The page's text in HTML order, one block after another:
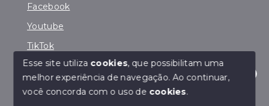
Olá! Estamos disponíveis para te ajudar.
Facebook
Youtube
TikTok
© Copyright 2026 - Sucesso Imóveis Prime - Todos os
Esse site utiliza cookies, que possibilitam uma
melhor experiência de navegação.Ao continuar,
você concorda com o uso de cookies.